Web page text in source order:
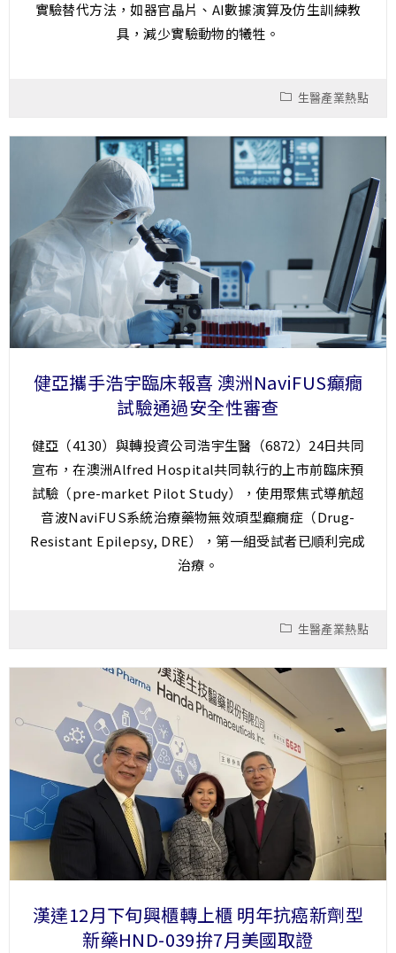
實驗替代方法，如器官晶片、AI數據演算及仿生訓練教
具，減少實驗動物的犧牲。
生醫產業熱點
健亞攜手浩宇臨床報喜 澳洲NaviFUS癲癇
試驗通過安全性審查
健亞（4130）與轉投資公司浩宇生醫（6872）24日共同
宣布，在澳洲Alfred Hospital共同執行的上市前臨床預
試驗（pre-market Pilot Study），使用聚焦式導航超
音波NaviFUS系統治療藥物無效頑型癲癇症（Drug-
Resistant Epilepsy, DRE），第一組受試者已順利完成
治療。
生醫產業熱點
漢達12月下旬興櫃轉上櫃 明年抗癌新劑型
新藥HND-039拚7月美國取證